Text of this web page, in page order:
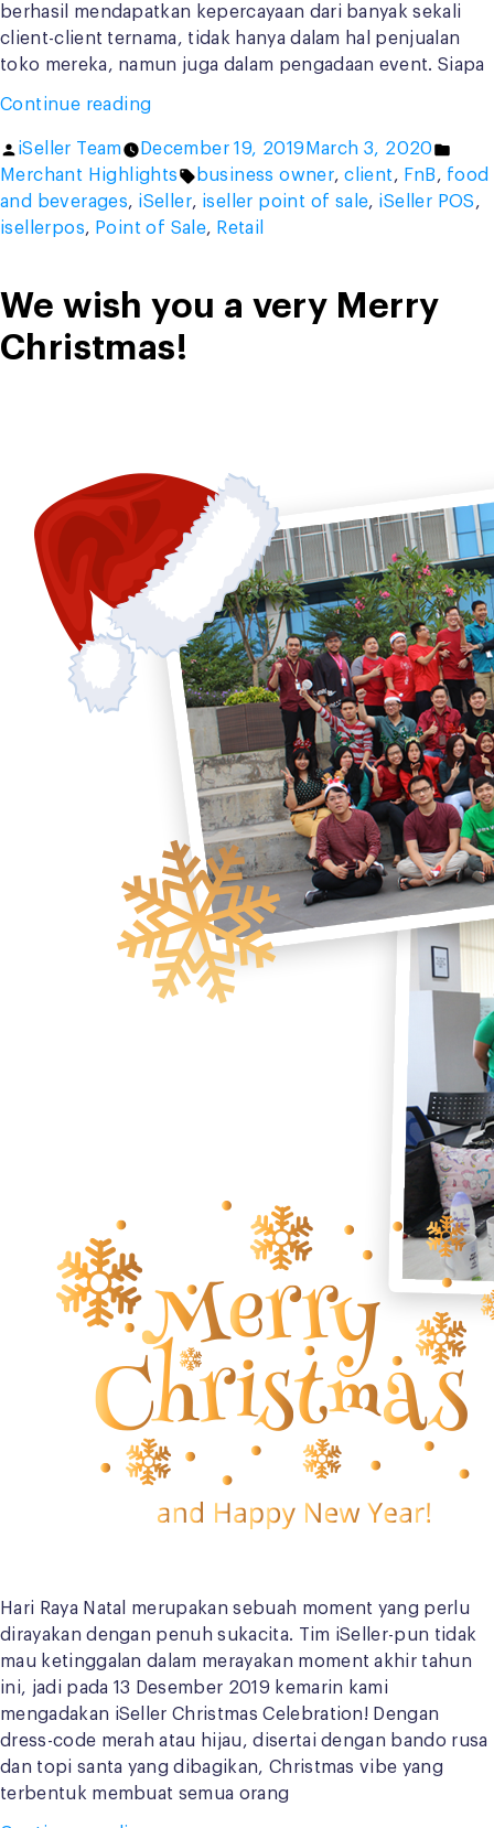
berhasil mendapatkan kepercayaan dari banyak sekali
client-client ternama, tidak hanya dalam hal penjualan
toko mereka, namun juga dalam pengadaan event. Siapa
Continue reading“Client
Desember
2019”
Posted
by
iSeller Team December 19, 2019 March 3, 2020
in
Merchant Highlights Tags:
business owner,client, FnB, food
and beverages, iSeller, iseller point of sale, iSeller POS,
isellerpos, Point of Sale, Retail
We wish you a very Merry
Christmas!
Hari Raya Natal merupakan sebuah moment yang perlu
dirayakan dengan penuh sukacita. Tim iSeller-pun tidak
mau ketinggalan dalam merayakan moment akhir tahun
ini, jadi pada 13 Desember 2019 kemarin kami
mengadakan iSeller Christmas Celebration! Dengan
dress-code merah atau hijau, disertai dengan bando rusa
dan topi santa yang dibagikan, Christmas vibe yang
terbentuk membuat semua orang